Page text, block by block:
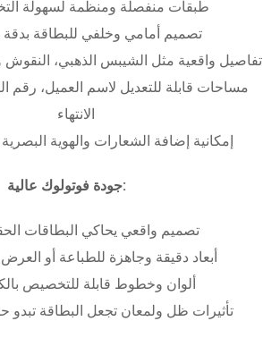
طبقات منفصلة ومنظمة لسهولة
تصميم أمامي وخلفي للبطاقة بدقة
تفاصيل واقعية مثل الشيبس الذهبي، النقوش
مساحات قابلة للتعديل لاسم العميل، رقم
الانتهاء
إمكانية إضافة الشعارات والهوية
جودة فوتولوك عالية:
تصميم واقعي يحاكي البطاقات
أبعاد دقيقة وجاهزة للطباعة أو
ألوان وخطوط قابلة للتخصيص
تأثيرات ظل ولمعان تجعل البطاقة تبدو